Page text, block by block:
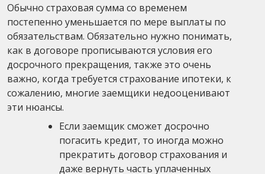
Обычно страховая сумма со временем
постепенно уменьшается по мере выплаты по
обязательствам. Обязательно нужно понимать,
как в договоре прописываются условия его
досрочного прекращения, также это очень
важно, когда требуется страхование ипотеки, к
сожалению, многие заемщики недооценивают
эти нюансы.
Если заемщик сможет досрочно
погасить кредит, то иногда можно
прекратить договор страхования и
даже вернуть часть уплаченных